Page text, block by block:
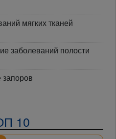
мягких тканей
заболеваний полости
запоров
10